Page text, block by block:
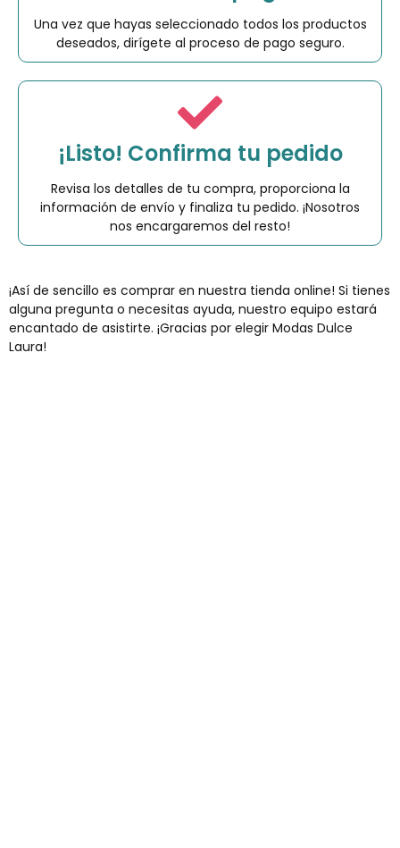
Una vez que hayas seleccionado todos los productos
deseados, dirígete al proceso de pago seguro.
¡Listo! Confirma tu pedido
Revisa los detalles de tu compra, proporciona la
información de envío y finaliza tu pedido. ¡Nosotros
nos encargaremos del resto!
¡Así de sencillo es comprar en nuestra tienda online! Si tienes
alguna pregunta o necesitas ayuda, nuestro equipo estará
encantado de asistirte. ¡Gracias por elegir Modas Dulce
Laura!